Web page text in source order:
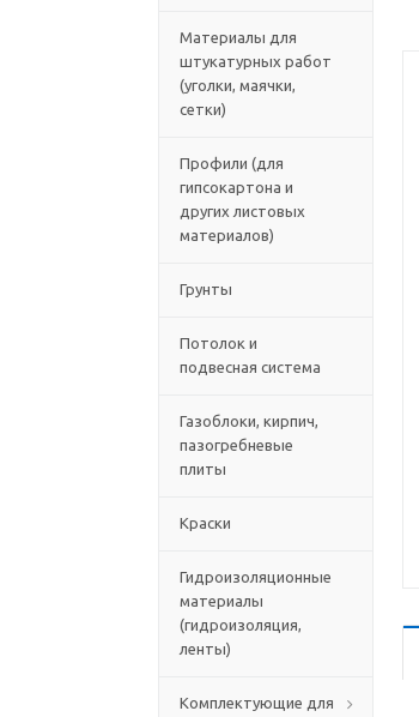
Материалы для
штукатурных работ
(уголки, маячки,
сетки)
Профили (для
гипсокартона и
других листовых
материалов)
Грунты
Потолок и
подвесная система
Газоблоки, кирпич,
пазогребневые
плиты
Краски
Гидроизоляционные
материалы
(гидроизоляция,
ленты)
Комплектующие для